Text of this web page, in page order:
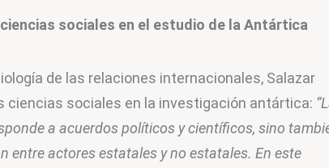
sociales en el estudio de la Antártica
de las relaciones internacionales, Salazar
ciencias sociales en la investigación antártica:
a acuerdos políticos y científicos, sino
entre actores estatales y no estatales. En este